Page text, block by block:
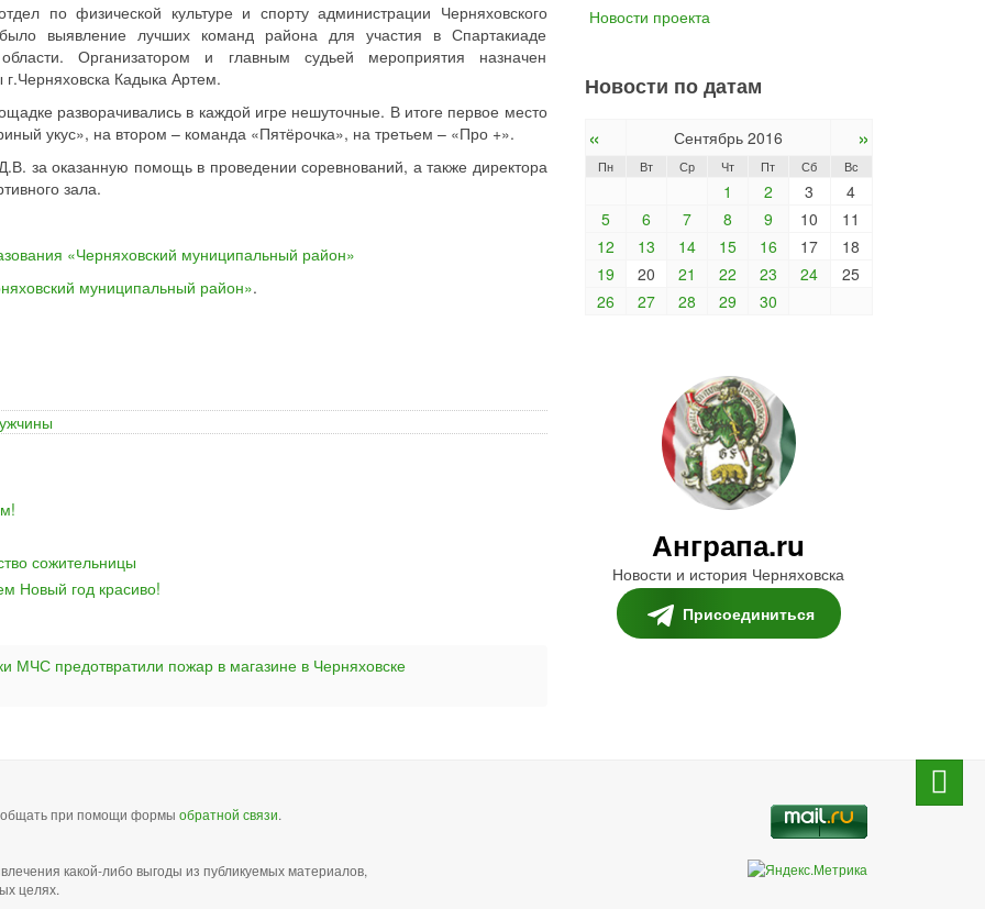
по физической культуре и спорту администрации Черняховского
выявление лучших команд района для участия в Спартакиаде
Организатором и главным судьей мероприятия назначен
Кадыка Артем.
разворачивались в каждой игре нешуточные. В итоге первое место
укус», на втором – команда «Пятёрочка», на третьем – «Про +».
за оказанную помощь в проведении соревнований, а также директора
зала.
«Черняховский муниципальный район»
муниципальный район».
сожительницы
Новый год красиво!
МЧС предотвратили пожар в магазине в Черняховске
Новости проекта
Новости по датам
« Сентябрь 2016 »
Пн Вт Ср Чт Пт Сб Вс
1 2 3
4
5
6 7 8 9 10
11
12
13 14 15 16 17
18
19
20 21 22 23 24
25
26
27 28 29 30
Анграпа.ru
Новости и история Черняховска
Присоединиться
при помощи формы обратной связи.
какой-либо выгоды из публикуемых материалов,
целях.